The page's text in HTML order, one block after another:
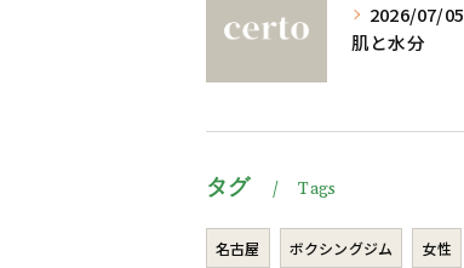
2026/07/05
肌と水分
タグ Tags
名古屋 ボクシングジム 女性